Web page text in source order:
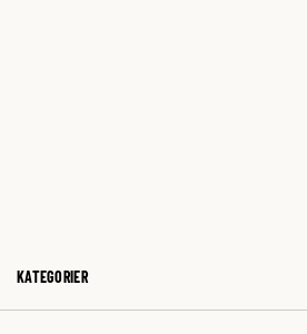
KATEGORIER